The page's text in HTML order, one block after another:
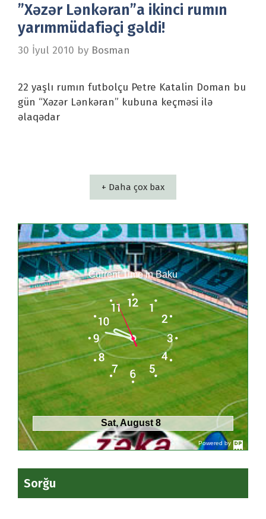
”Xəzər Lənkəran”a ikinci rumın
yarımmüdafiəçi gəldi!
30 İyul 2010 by Bosman
22 yaşlı rumın futbolçu Petre Katalin Doman bu
gün “Xəzər Lənkəran” kubuna keçməsi ilə
əlaqədar
+ Daha çox bax
Powered by
DaysPedia.c
Current Time in Baku
Sat, August 8
Sorğu